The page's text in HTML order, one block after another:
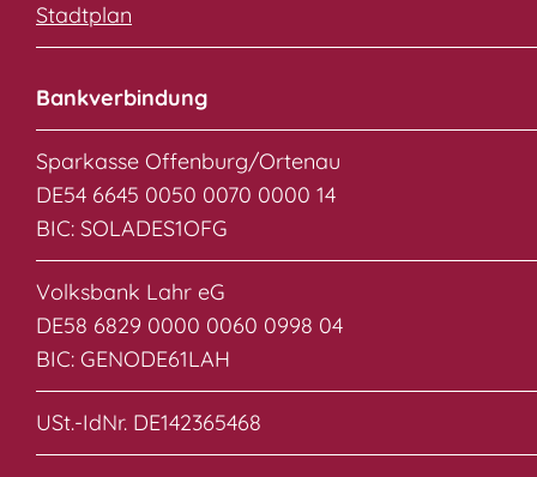
Stadtplan
Bankverbindung
Sparkasse Offenburg/Ortenau
DE54 6645 0050 0070 0000 14
BIC: SOLADES1OFG
Volksbank Lahr eG
DE58 6829 0000 0060 0998 04
BIC: GENODE61LAH
USt.-IdNr. DE142365468